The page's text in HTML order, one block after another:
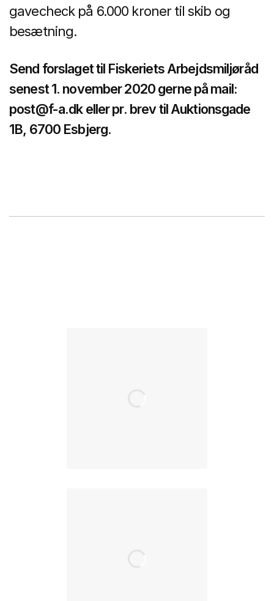
gavecheck på 6.000 kroner til skib og
besætning.
Send forslaget til Fiskeriets Arbejdsmiljøråd
senest 1. november 2020 gerne på mail:
post@f-a.dk eller pr. brev til Auktionsgade
1B, 6700 Esbjerg.